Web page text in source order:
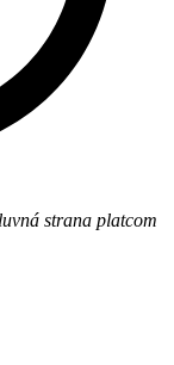
strana platcom